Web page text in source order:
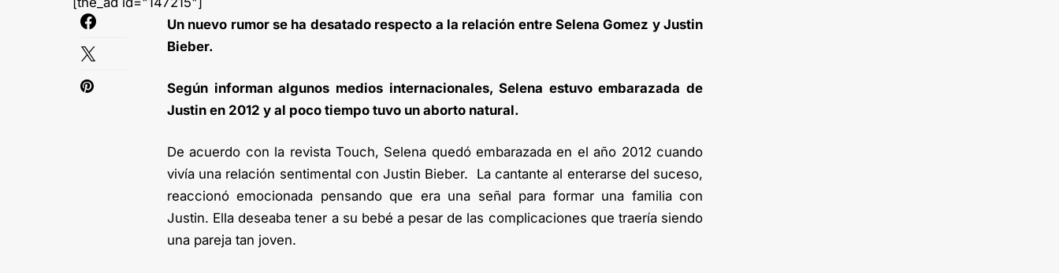
Un nuevo rumor se ha desatado respecto a la relación entre Selena Gomez y Justin
Bieber.
Según informan algunos medios internacionales, Selena estuvo embarazada de
Justin en 2012 y al poco tiempo tuvo un aborto natural.
De acuerdo con la revista Touch, Selena quedó embarazada en el año 2012 cuando
vivía una relación sentimental con Justin Bieber. La cantante al enterarse del suceso,
reaccionó emocionada pensando que era una señal para formar una familia con
Justin. Ella deseaba tener a su bebé a pesar de las complicaciones que traería siendo
una pareja tan joven.